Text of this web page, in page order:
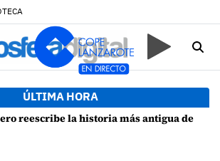
ÚLTIMA HORA
la historia más antigua de Lanzarote con nuevos hallazgos arqueológicos